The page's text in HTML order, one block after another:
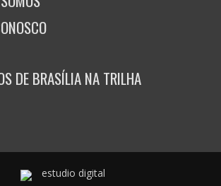
DE BRASÍLIA NA TRILHA
estudio digital